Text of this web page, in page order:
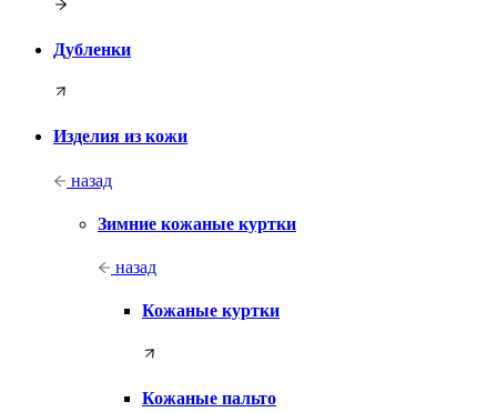
Дубленки
Изделия из кожи
назад
Зимние кожаные куртки
назад
Кожаные куртки
Кожаные пальто